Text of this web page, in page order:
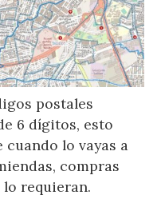
postales
6 dígitos, esto
cuando lo vayas a
compras
requieran.